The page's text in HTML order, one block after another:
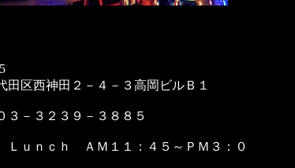
田区西神田２－４－３高岡ビルＢ１
－３２３９－３８８５
ｕｎｃｈ ＡＭ１１：４５～ＰＭ３：０